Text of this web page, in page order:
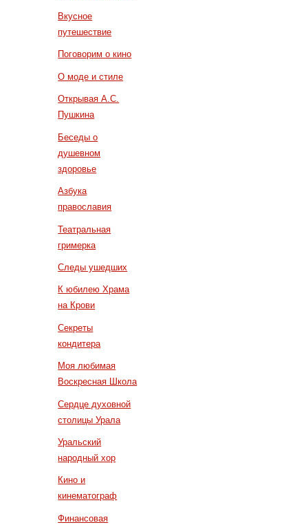
Вкусное
путешествие
Поговорим о кино
О моде и стиле
Открывая А.С.
Пушкина
Беседы о
душевном
здоровье
Азбука
православия
Театральная
гримерка
Следы ушедших
К юбилею Храма
на Крови
Секреты
кондитера
Моя любимая
Воскресная Школа
Сердце духовной
столицы Урала
Уральский
народный хор
Кино и
кинематограф
Финансовая